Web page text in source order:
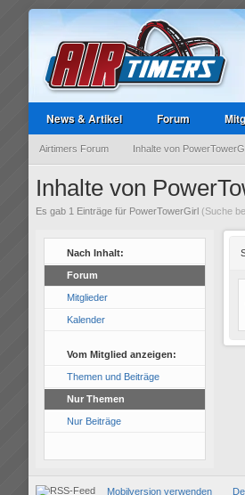
News & Artikel Forum
Airtimers Forum Inhalte von
Inhalte von
Es gab 1 Einträge für PowerTowerGirl (Suche
Nach Inhalt:
Forum
Mitglieder
Kalender
Vom Mitglied anzeigen:
Themen und Beiträge
Nur Themen
Nur Beiträge
Mobilversion verwenden